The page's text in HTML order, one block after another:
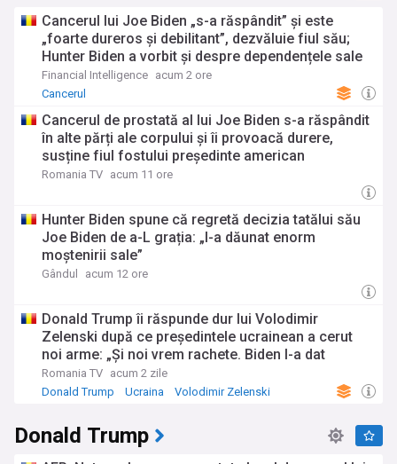
Cancerul lui Joe Biden „s-a răspândit” şi este
„foarte dureros și debilitant”, dezvăluie fiul său;
Hunter Biden a vorbit și despre dependențele sale
și despre grațierea acordată de tatăl său
Financial Intelligence acum 2 ore
Cancerul
Cancerul de prostată al lui Joe Biden s-a răspândit
în alte părți ale corpului și îi provoacă durere,
susține fiul fostului președinte american
Romania TV acum 11 ore
Hunter Biden spune că regretă decizia tatălui său
Joe Biden de a-L grația: „I-a dăunat enorm
moștenirii sale”
Gândul acum 12 ore
Donald Trump îi răspunde dur lui Volodimir
Zelenski după ce președintele ucrainean a cerut
noi arme: „Și noi vrem rachete. Biden I-a dat
muniție în valoare de 300 de miliarde de dolari”
Romania TV acum 2 zile
Donald Trump
Ucraina Volodimir Zelenski
Donald Trump